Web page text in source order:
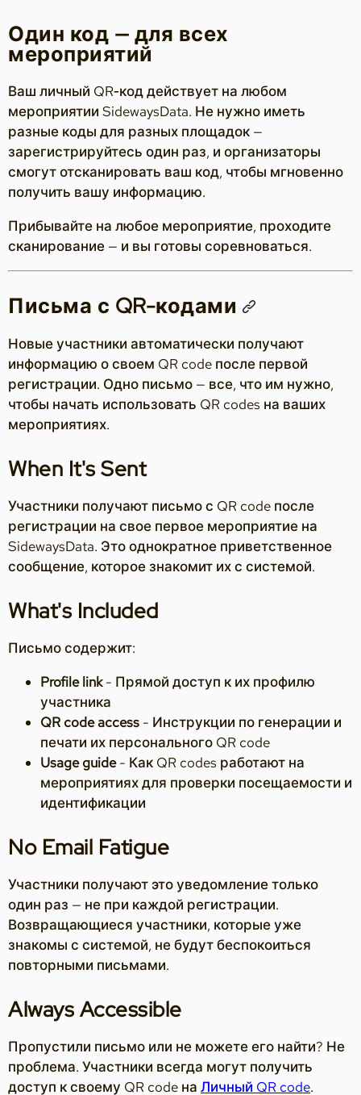
Один код — для всех
мероприятий
Ваш личный QR‑код действует на любом
мероприятии SidewaysData. Не нужно иметь
разные коды для разных площадок —
зарегистрируйтесь один раз, и организаторы
смогут отсканировать ваш код, чтобы мгновенно
получить вашу информацию.
Прибывайте на любое мероприятие, проходите
сканирование — и вы готовы соревноваться.
Письма с QR-кодами
Новые участники автоматически получают
информацию о своем QR code после первой
регистрации. Одно письмо — все, что им нужно,
чтобы начать использовать QR codes на ваших
мероприятиях.
When It's Sent
Участники получают письмо с QR code после
регистрации на свое первое мероприятие на
SidewaysData. Это однократное приветственное
сообщение, которое знакомит их с системой.
What's Included
Письмо содержит:
Profile link- Прямой доступ к их профилю
участника
QR code access - Инструкции по генерации и
печати их персонального QR code
Usage guide- Как QR codes работают на
мероприятиях для проверки посещаемости и
идентификации
No Email Fatigue
Участники получают это уведомление только
один раз — не при каждой регистрации.
Возвращающиеся участники, которые уже
знакомы с системой, не будут беспокоиться
повторными письмами.
Always Accessible
Пропустили письмо или не можете его найти? Не
проблема. Участники всегда могут получить
доступ к своему QR code на Личный QR code.